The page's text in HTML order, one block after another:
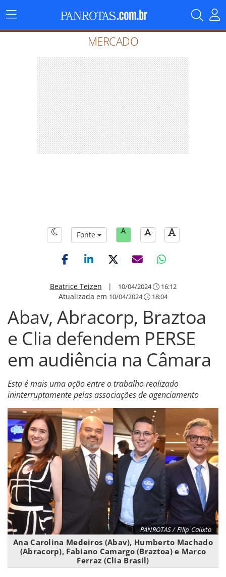
Menu
Principal
MERCADO
Fonte
Beatrice Teizen | 10/04/2024 16:12
Atualizada em 10/04/2024 18:04
Abav, Abracorp, Braztoa
e Clia defendem PERSE
em audiência na Câmara
Esta é mais uma ação entre o trabalho realizado
ininterruptamente pelas associações de agenciamento
PANROTAS / Filip Calixto
Ana Carolina Medeiros (Abav), Humberto Machado
(Abracorp), Fabiano Camargo (Braztoa) e Marco
Ferraz (Clia Brasil)